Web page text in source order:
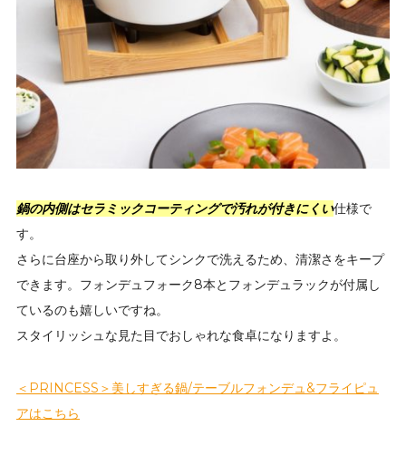
鍋の内側はセラミックコーティングで汚れが付きにくい仕様で
す。
さらに台座から取り外してシンクで洗えるため、清潔さをキープ
できます。フォンデュフォーク8本とフォンデュラックが付属し
ているのも嬉しいですね。
スタイリッシュな見た目でおしゃれな食卓になりますよ。
＜PRINCESS＞美しすぎる鍋/テーブルフォンデュ&フライピュ
アはこちら